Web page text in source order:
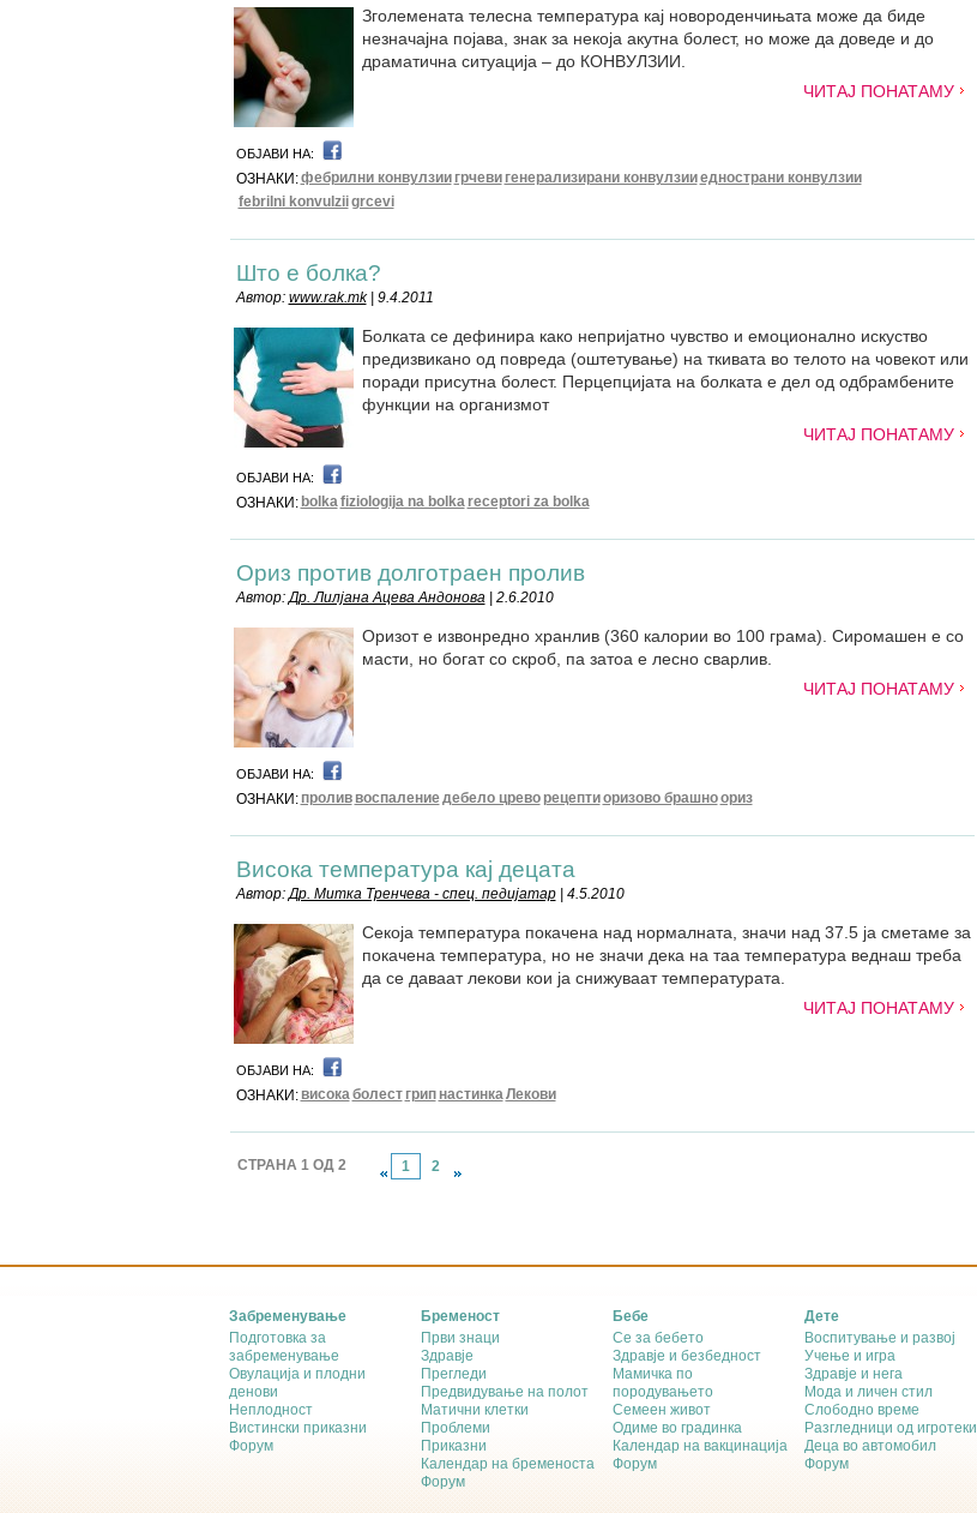
Зголемената телесна температура кај новороденчињата може да биде
незначајна појава, знак за некоја акутна болест, но може да доведе и до
драматична ситуација – до КОНВУЛЗИИ.
ЧИТАЈ ПОНАТАМУ
ОБЈАВИ НА:
ОЗНАКИ:фебрилни конвулзии грчеви генерализирани конвулзииеднострани конвулзии
febrilni konvulziigrcevi
Што е болка?
Автор: www.rak.mk| 9.4.2011
Болката се дефинира како непријатно чувство и емоционално искуство
предизвикано од повреда (оштетување) на ткивата во телото на човекот или
поради присутна болест. Перцепцијата на болката е дел од одбрамбените
функции на организмот
ЧИТАЈ ПОНАТАМУ
ОБЈАВИ НА:
ОЗНАКИ: bolkafiziologija na bolka receptori za bolka
Ориз против долготраен пролив
Автор:Др. Лилјана Ацева Андонова| 2.6.2010
Оризот е извонредно хранлив (360 калории во 100 грама). Сиромашен е со
масти, но богат со скроб, па затоа е лесно сварлив.
ЧИТАЈ ПОНАТАМУ
ОБЈАВИ НА:
ОЗНАКИ: пролив воспалениедебело црево рецептиоризово брашноориз
Висока температура кај децата
Автор:Др. Митка Тренчева - спец. педијатар| 4.5.2010
Секоја температура покачена над нормалната, значи над 37.5 ја сметаме за
покачена температура, но не значи дека на таа температура веднаш треба
да се даваат лекови кои ја снижуваат температурата.
ЧИТАЈ ПОНАТАМУ
ОБЈАВИ НА:
ОЗНАКИ: високаболест грип настинкаЛекови
СТРАНА 1 ОД 2 1 2
Забременување
Подготовка за
забременување
Овулација и плодни
денови
Неплодност
Вистински приказни
Форум
Бременост
Први знаци
Здравје
Прегледи
Предвидување на полот
Матични клетки
Проблеми
Приказни
Календар на бременоста
Форум
Бебе
Се за бебето
Здравје и безбедност
Мамичка по
породувањето
Семеен живот
Одиме во градинка
Календар на вакцинација
Форум
Дете
Воспитување и развој
Учење и игра
Здравје и нега
Мода и личен стил
Слободно време
Разгледници од игротеки
Деца во автомобил
Форум